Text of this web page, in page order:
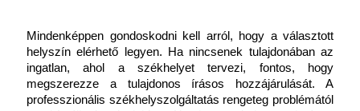
Mindenképpen gondoskodni kell arról, hogy a választott
helyszín elérhető legyen. Ha nincsenek tulajdonában az
ingatlan, ahol a székhelyet tervezi, fontos, hogy
megszerezze a tulajdonos írásos hozzájárulását. A
professzionális székhelyszolgáltatás rengeteg problémától